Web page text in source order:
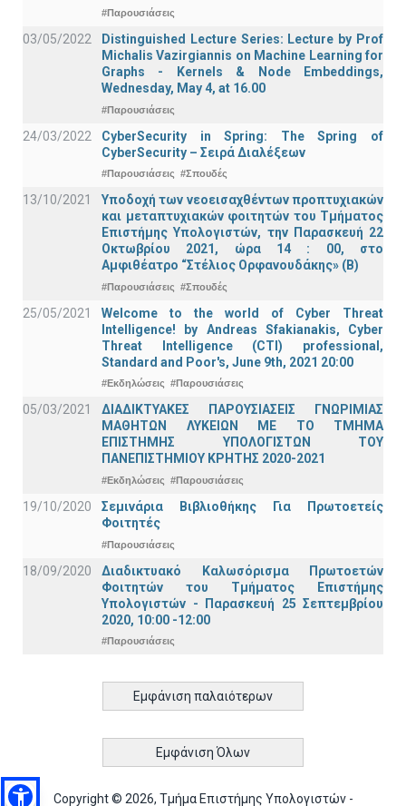
#Παρουσιάσεις
03/05/2022
Distinguished Lecture Series: Lecture by Prof
Michalis Vazirgiannis on Machine Learning for
Graphs - Kernels & Νode Εmbeddings,
Wednesday, May 4, at 16.00
#Παρουσιάσεις
24/03/2022
CyberSecurity in Spring: The Spring of
CyberSecurity – Σειρά Διαλέξεων
#Παρουσιάσεις #Σπουδές
13/10/2021
Υποδοχή των νεοεισαχθέντων προπτυχιακών
και μεταπτυχιακών φοιτητών του Τμήματος
Επιστήμης Υπολογιστών, την Παρασκευή 22
Οκτωβρίου 2021, ώρα 14 : 00, στο
Αμφιθέατρο “Στέλιος Ορφανουδάκης» (Β)
#Παρουσιάσεις #Σπουδές
25/05/2021
Welcome to the world of Cyber Threat
Intelligence! by Andreas Sfakianakis, Cyber
Threat Intelligence (CTI) professional,
Standard and Poor's, June 9th, 2021 20:00
#Εκδηλώσεις #Παρουσιάσεις
05/03/2021
ΔΙΑΔΙΚΤΥΑΚΕΣ ΠΑΡΟΥΣΙΑΣΕΙΣ ΓΝΩΡΙΜΙΑΣ
ΜΑΘΗΤΩΝ ΛΥΚΕΙΩΝ ΜΕ ΤΟ ΤΜΗΜΑ
ΕΠΙΣΤΗΜΗΣ ΥΠΟΛΟΓΙΣΤΩΝ ΤΟΥ
ΠΑΝΕΠΙΣΤΗΜΙΟΥ ΚΡΗΤΗΣ 2020-2021
#Εκδηλώσεις #Παρουσιάσεις
19/10/2020
Σεμινάρια Βιβλιοθήκης Για Πρωτοετείς
Φοιτητές
#Παρουσιάσεις
18/09/2020
Διαδικτυακό Καλωσόρισμα Πρωτοετών
Φοιτητών του Τμήματος Επιστήμης
Υπολογιστών - Παρασκευή 25 Σεπτεμβρίου
2020, 10:00 -12:00
#Παρουσιάσεις
Εμφάνιση παλαιότερων
Εμφάνιση Όλων
Copyright © 2026, Τμήμα Επιστήμης Υπολογιστών -